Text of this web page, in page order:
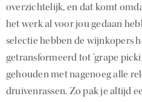
overzichtelijk, en dat komt
het werk al voor jou gedaan
selectie hebben de wijnkopers
getransformeerd tot ‘grape
gehouden met nagenoeg alle
druivenrassen. Zo pak je altijd